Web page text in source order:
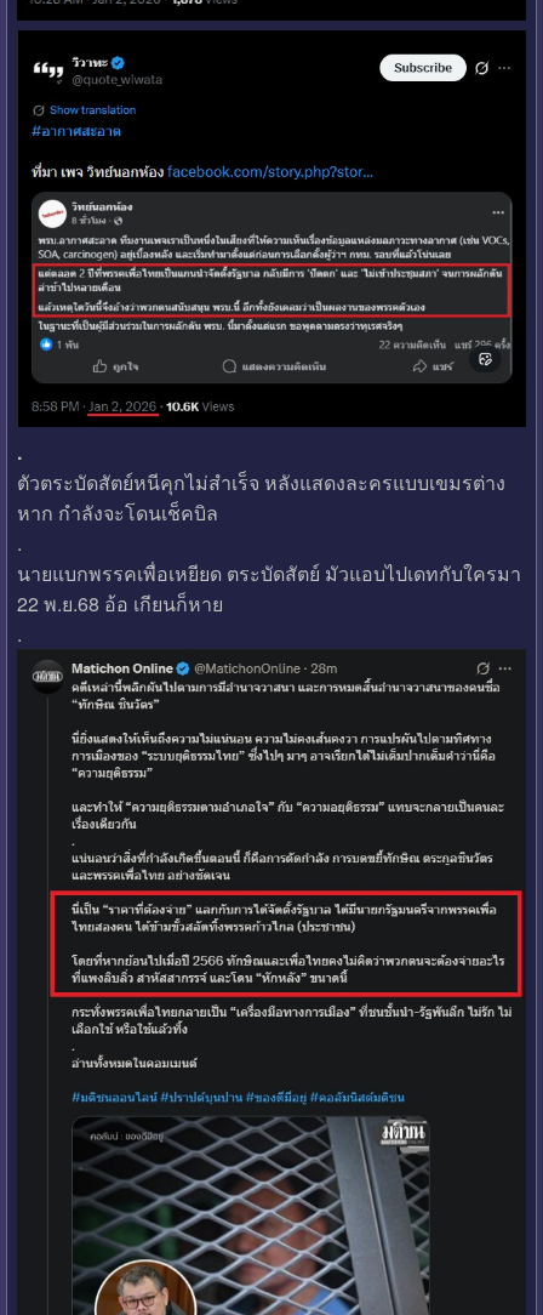
.
ตัวตระบัดสัตย์หนีคุกไม่สำเร็จ หลังแสดงละครแบบเขมรต่าง
หาก กำลังจะโดนเช็คบิล
.
นายแบกพรรคเพื่อเหยียด ตระบัดสัตย์ มัวแอบไปเดทกับใครมา
22 พ.ย.68 อ้อ เกียนก็หาย
.